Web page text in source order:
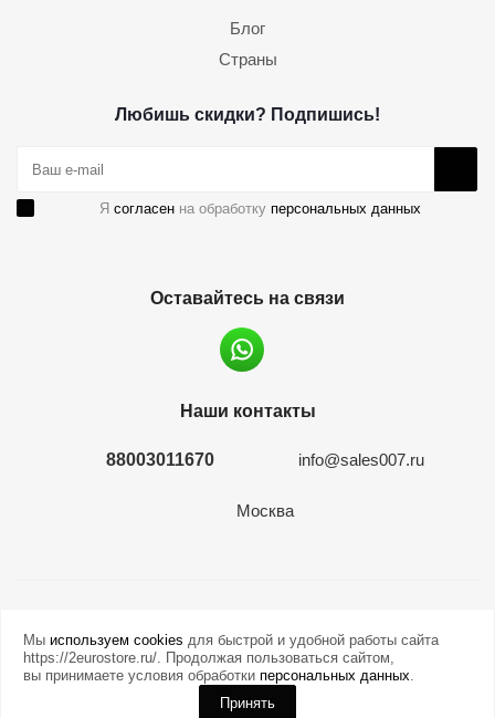
Блог
Страны
Любишь скидки? Подпишись!
Я согласен на обработку персональных данных
Оставайтесь на связи
Наши контакты
88003011670 info@sales007.ru
Москва
Мы используем cookies для быстрой и удобной работы сайта
https://2eurostore.ru/. Продолжая пользоваться сайтом,
вы принимаете условия обработки персональных данных.
Принять